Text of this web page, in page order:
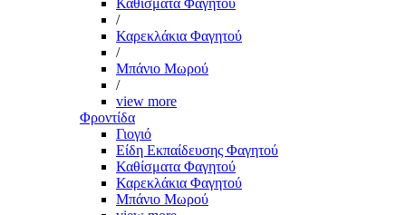
Καθίσματα Φαγητού
/
Καρεκλάκια Φαγητού
/
Μπάνιο Μωρού
/
view more
Φροντίδα
Γιογιό
Είδη Εκπαίδευσης Φαγητού
Καθίσματα Φαγητού
Καρεκλάκια Φαγητού
Μπάνιο Μωρού